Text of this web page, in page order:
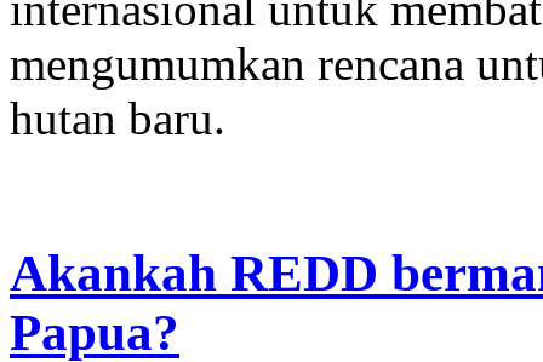
mengumumkan rencana
hutan baru.
Akankah REDD
Papua?